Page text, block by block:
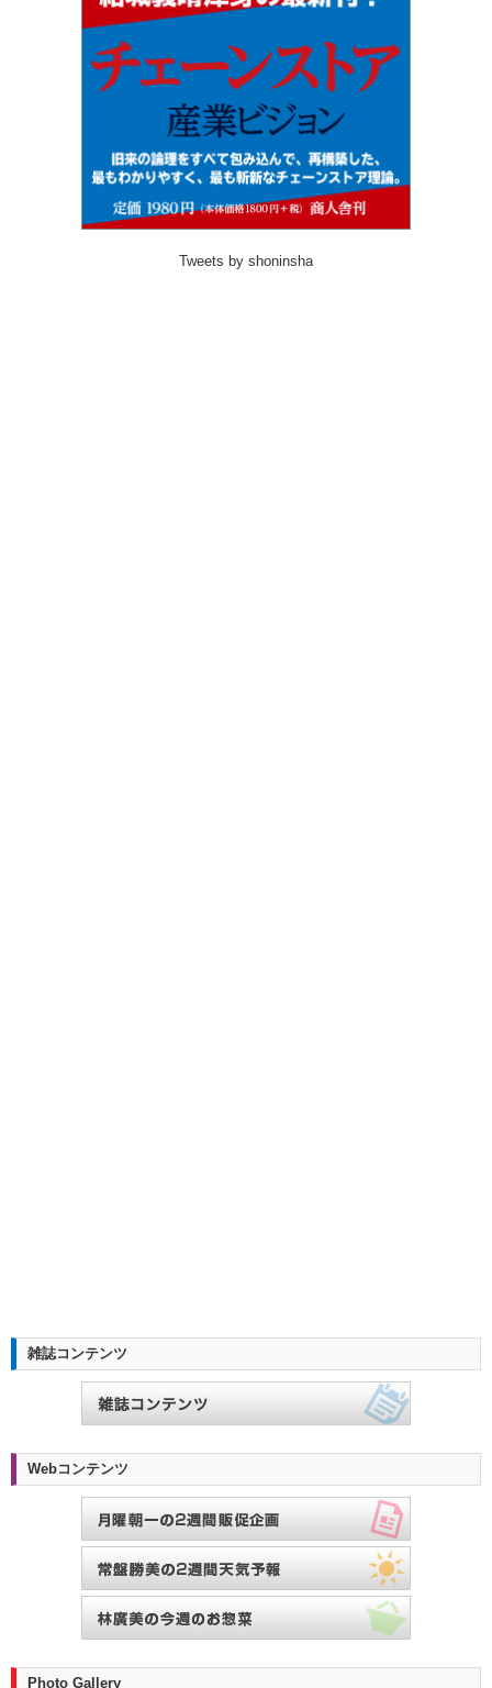
Tweets by shoninsha
雑誌コンテンツ
Webコンテンツ
Photo Gallery